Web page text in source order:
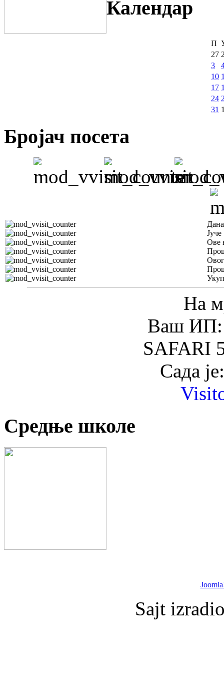
Календар
П
27
3
10
17
24
31
Бројач посета
Јуче
Ове
На
Ваш ИП:
SAFARI
Сада
Средње школе
Sajt